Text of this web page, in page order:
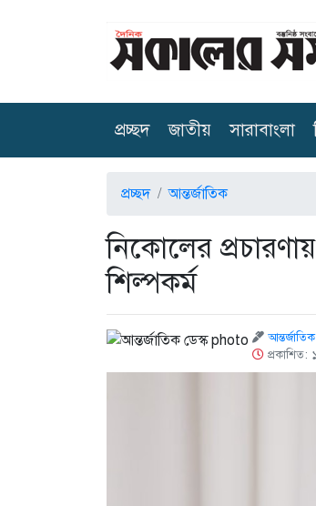
প্রচ্ছদ(current)
জাতীয় সারাবাংলা
প্রচ্ছদ আন্তর্জাতিক
নিকোলের
শিল্পকর্ম